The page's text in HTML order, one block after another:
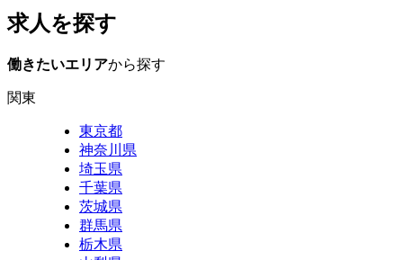
求人を探す
働きたいエリアから探す
関東
東京都
神奈川県
埼玉県
千葉県
茨城県
群馬県
栃木県